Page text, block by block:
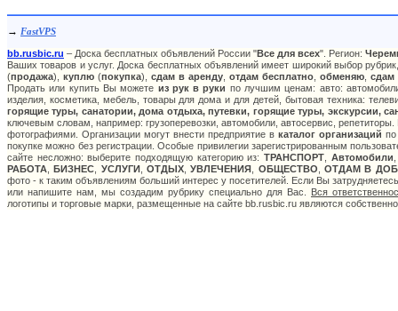
→ FastVPS
bb.rusbic.ru – Доска бесплатных объявлений России "Все для всех". Регион:
Ваших товаров и услуг. Доска бесплатных объявлений имеет широкий выбор
(продажа), куплю (покупка), сдам в аренду отдам бесплатно обменяю сдам
Продать или купить Вы можете из рук в руки по лучшим ценам: авто:
изделия, косметика, мебель, товары для дома и для детей, бытовая техника:
горящие туры, санатории, дома отдыха, путевки, горящие туры, экскурсии,
ключевым словам, например: грузоперевозки, автомобили, автосервис,
фотографиями. Организации могут внести предприятие в каталог организаций по
покупке можно без регистрации. Особые привилегии зарегистрированным
сайте несложно: выберите подходящую категорию из:ТРАНСПОРТ Автомобили
РАБОТА ,БИЗНЕС УСЛУГИ,ОТДЫХ ,УВЛЕЧЕНИЯ ОБЩЕСТВО ,ОТДАМ В
фото - к таким объявлениям больший интерес у посетителей. Если Вы
или напишите нам, мы создадим рубрику специально для Вас. Вся
логотипы и торговые марки, размещенные на сайте bb.rusbic.ru являются